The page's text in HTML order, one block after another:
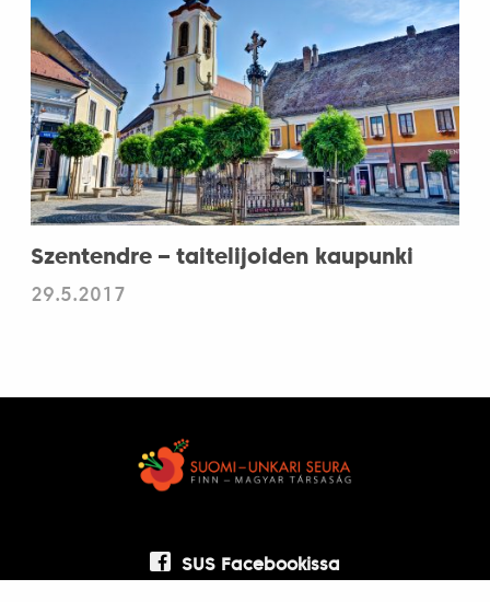
Szentendre – taitelijoiden kaupunki
29.5.2017
SUS Facebookissa